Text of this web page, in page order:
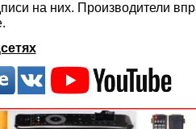
на них. Производители